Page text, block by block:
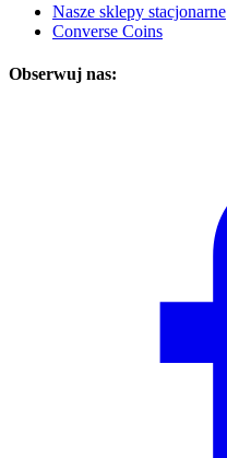
Nasze sklepy stacjonarne
Converse Coins
Obserwuj nas: